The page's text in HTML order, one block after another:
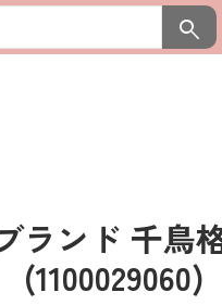
search
ランド 千鳥